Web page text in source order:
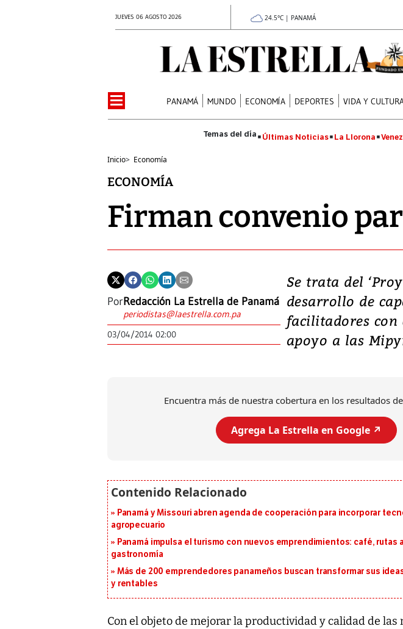
JUEVES 06 AGOSTO 2026 24.5°C | PANAMÁ
PANAMÁ MUNDO ECONOMÍA DEPORTES VIDA Y
Últimas Noticias La Llorona
Inicio> Economía
ECONOMÍA
Firman convenio
PorRedacción La Estrella de Panamá
periodistas@laestrella.com.pa
03/04/2014 02:00
Se trata del
desarrollo de
facilitadores con
apoyo a las
Encuentra más de nuestra cobertura en los resultados
Agrega La Estrella en Google ↗️
Panamá y Missouri abren agenda de cooperación para incorporar
agropecuario
Panamá impulsa el turismo con nuevos emprendimientos: café, rutas
gastronomía
Más de 200 emprendedores panameños buscan transformar sus
y rentables
Con el objeto de mejorar la productividad y calidad de las
Video,
deja
daños
7,1 se
emergencia